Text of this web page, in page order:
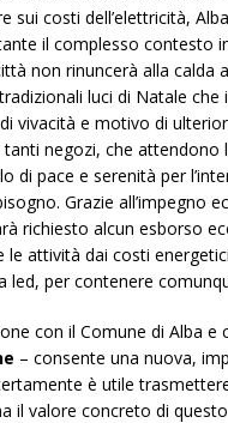
sui costi dell’elettricità,
il complesso contesto
non rinuncerà alla calda
luci di Natale
vivacità e motivo di
negozi, che attendono
di pace e serenità per
Grazie all’impegno
richiesto alcun esborso
attività dai costi
led, per contenere
con il Comune di Alba e
– consente una nuova,
è utile
il valore concreto di